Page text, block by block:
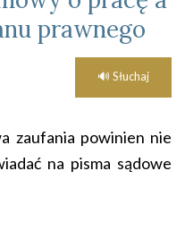
prawnego
🔊 Słuchaj
zaufania powinien nie
na pisma sądowe